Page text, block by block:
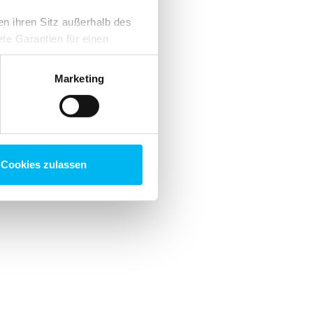
ihren Sitz außerhalb des
Garantien für einen
. Du kannst deine
Website findest.
Marketing
Cookies zulassen